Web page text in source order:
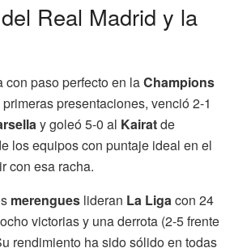
Real Madrid y la
con paso perfecto en laChampions
presentaciones, venció 2-1
y goleó 5-0 al Kairatde
los equipos con puntaje ideal en el
con esa racha.
merengues lideran La Ligacon 24
victorias y una derrota (2-5 frente
rendimiento ha sido sólido en todas